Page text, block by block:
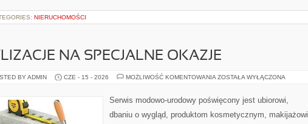
NIERUCHOMOŚCI
NA SPECJALNE OKAZJE
BY ADMIN CZE - 15 - 2026 MOŻLIWOŚĆ KOMENTOWANIA STYLIZACJE
OKAZJE
ZOSTAŁA WYŁĄCZONA
Serwis modowo-urodowy poświęcony jest ubiorowi,
dbaniu o wygląd, produktom kosmetycznym, makijażowi